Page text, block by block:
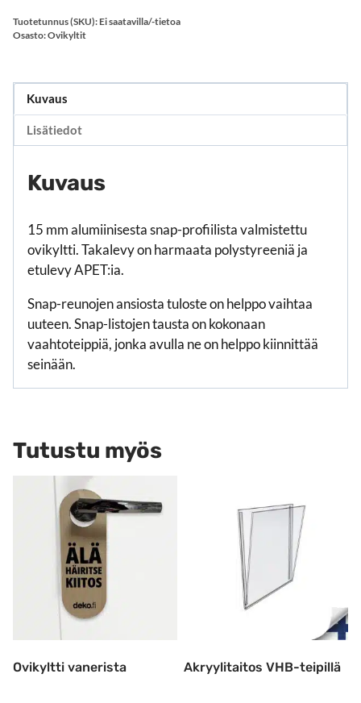
Tuotetunnus (SKU): Ei saatavilla/-tietoa
Osasto:Ovikyltit
Kuvaus
Lisätiedot
Kuvaus
15 mm alumiinisesta snap-profiilista valmistettu
ovikyltti. Takalevy on harmaata polystyreeniä ja
etulevy APET:ia.
Snap-reunojen ansiosta tuloste on helppo vaihtaa
uuteen. Snap-listojen tausta on kokonaan
vaahtoteippiä, jonka avulla ne on helppo kiinnittää
seinään.
Tutustu myös
Ovikyltti vanerista Akryylitaitos VHB-teipillä